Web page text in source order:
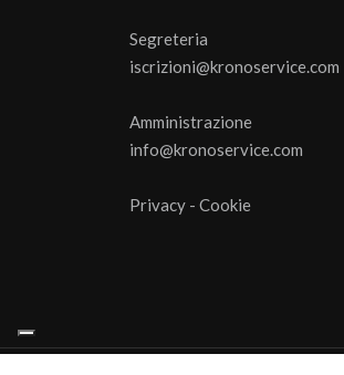
Segreteria
iscrizioni@kronoservice.com
Amministrazione
info@kronoservice.com
Privacy - Cookie